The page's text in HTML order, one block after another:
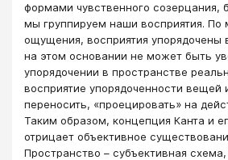
формами чувственного созерцания,
мы группируем наши восприятия.
ощущения, восприятия упорядочены
на этом основании не может быть
упорядочении в пространстве
восприятие упорядоченности вещей
переносить, «проецировать» на
Таким образом, концепция Канта и
отрицает объективное
Пространство – субъективная схема,